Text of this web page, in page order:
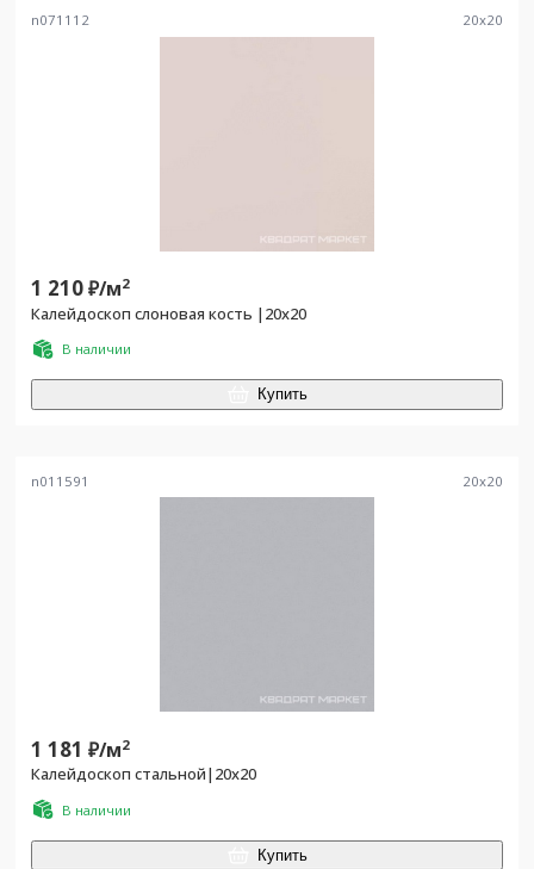
n071112 20x20
1 210₽/м2
Калейдоскоп слоновая кость |20x20
В наличии
Купить
n011591 20x20
1 181 ₽/м2
Калейдоскоп стальной|20x20
В наличии
Купить